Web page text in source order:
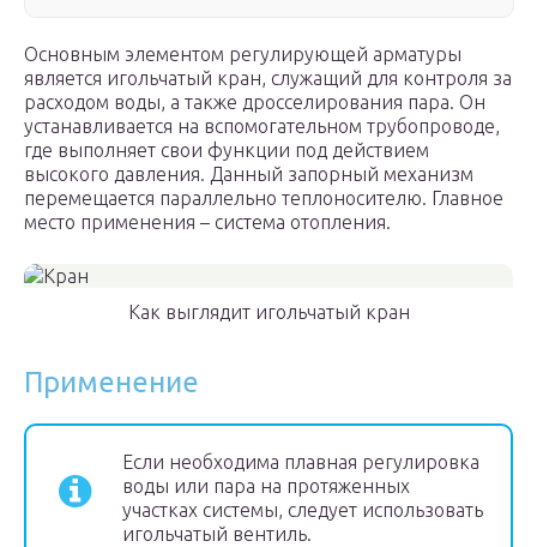
Основным элементом регулирующей арматуры
является игольчатый кран, служащий для контроля за
расходом воды, а также дросселирования пара. Он
устанавливается на вспомогательном трубопроводе,
где выполняет свои функции под действием
высокого давления. Данный запорный механизм
перемещается параллельно теплоносителю. Главное
место применения – система отопления.
Как выглядит игольчатый кран
Применение
Если необходима плавная регулировка
воды или пара на протяженных
участках системы, следует использовать
игольчатый вентиль.